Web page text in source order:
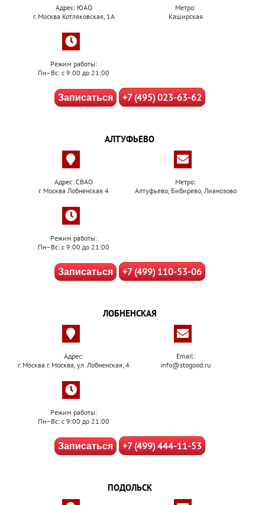
Адрес: ЮАО
г. Москва Котляковская, 1А
Метро:
Каширская
Режим работы:
Пн–Вс: с 9:00 до 21:00
Записаться +7 (495) 023-63-62
АЛТУФЬЕВО
Адрес: СВАО
г. Москва Лобненская 4
Метро:
Алтуфьево, Бибирево, Лианозово
Режим работы:
Пн–Вс: с 9:00 до 21:00
Записаться +7 (499) 110-53-06
ЛОБНЕНСКАЯ
Адрес:
г. Москва г. Москва, ул. Лобненская, 4
Email:
info@stogood.ru
Режим работы:
Пн–Вс: с 9:00 до 21:00
Записаться +7 (499) 444-11-53
ПОДОЛЬСК